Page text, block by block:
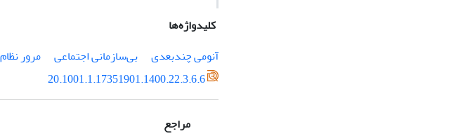
کلیدواژه‌ها
آنومی چندبعدی
بی‌سازمانی اجتماعی مرور
20.1001.1.17351901.1400.22.3.6.6
مراجع